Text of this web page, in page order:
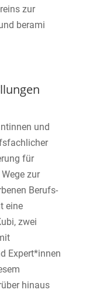
zur
berami
und
für
zur
Berufs-
eine
zwei
Expert*innen
hinaus